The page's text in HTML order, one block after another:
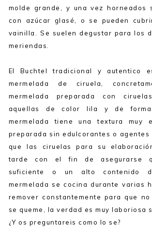
molde grande, y una vez horneados
con azúcar glasé, o se pueden
vainilla. Se suelen degustar para los
meriendas.
El Buchtel tradicional y autentico
mermelada de ciruela,
mermelada preparada con ciruelas
aquellas de color lila y de forma
mermelada tiene una textura muy
preparada sin edulcorantes o agentes
que las ciruelas para su
tarde con el fin de asegurarse
suficiente o un alto contenido
mermelada se cocina durante varias
remover constantemente para que
se queme, la verdad es muy laboriosa
¿Y os preguntareis como lo se?